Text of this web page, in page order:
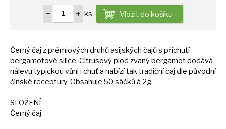
ks Vložit do košíku
Černý čaj zprémiových druhů asijských čajůs příchutí
bergamotové silice. Citrusový plod zvaný bergamot dodává
nálevu typickou vůni i chuťa nabízí tak tradiční čaj dle původní
čínské receptury. Obsahuje 50 sáčkůá 2g.
SLOŽENÍ
Černý čaj